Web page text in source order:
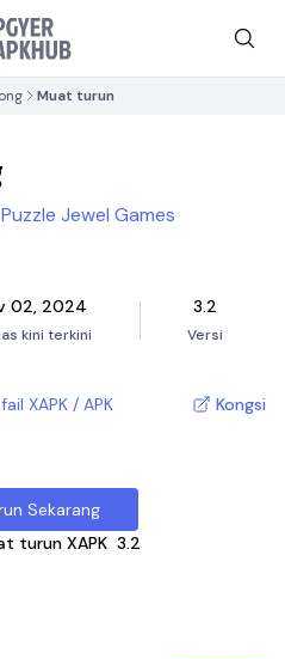
Muat turun
Jewel Games
02, 2024
kini terkini
3.2
Versi
XAPK / APK Kongsi
Sekarang
turun XAPK 3.2